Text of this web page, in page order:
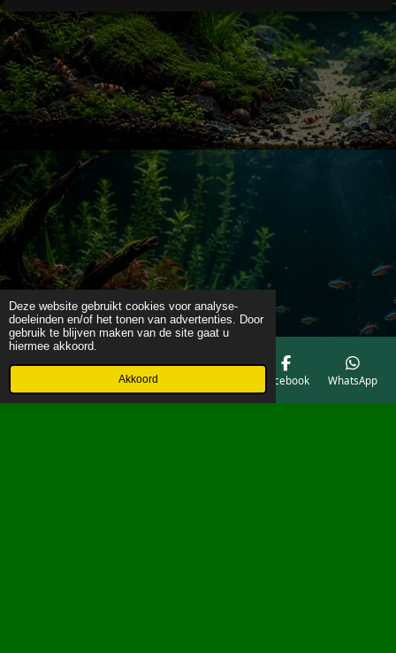
Deze website gebruikt cookies voor analyse-
doeleinden en/of het tonen van advertenties. Door
gebruik te blijven maken van de site gaat u
hiermee akkoord.
Akkoord
Telefoonnummer Facebook WhatsApp